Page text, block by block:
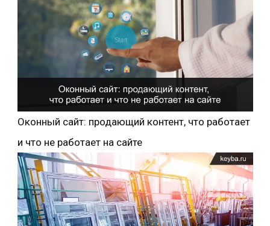
Оконный сайт: продающий контент, что работает
и что не работает на сайте